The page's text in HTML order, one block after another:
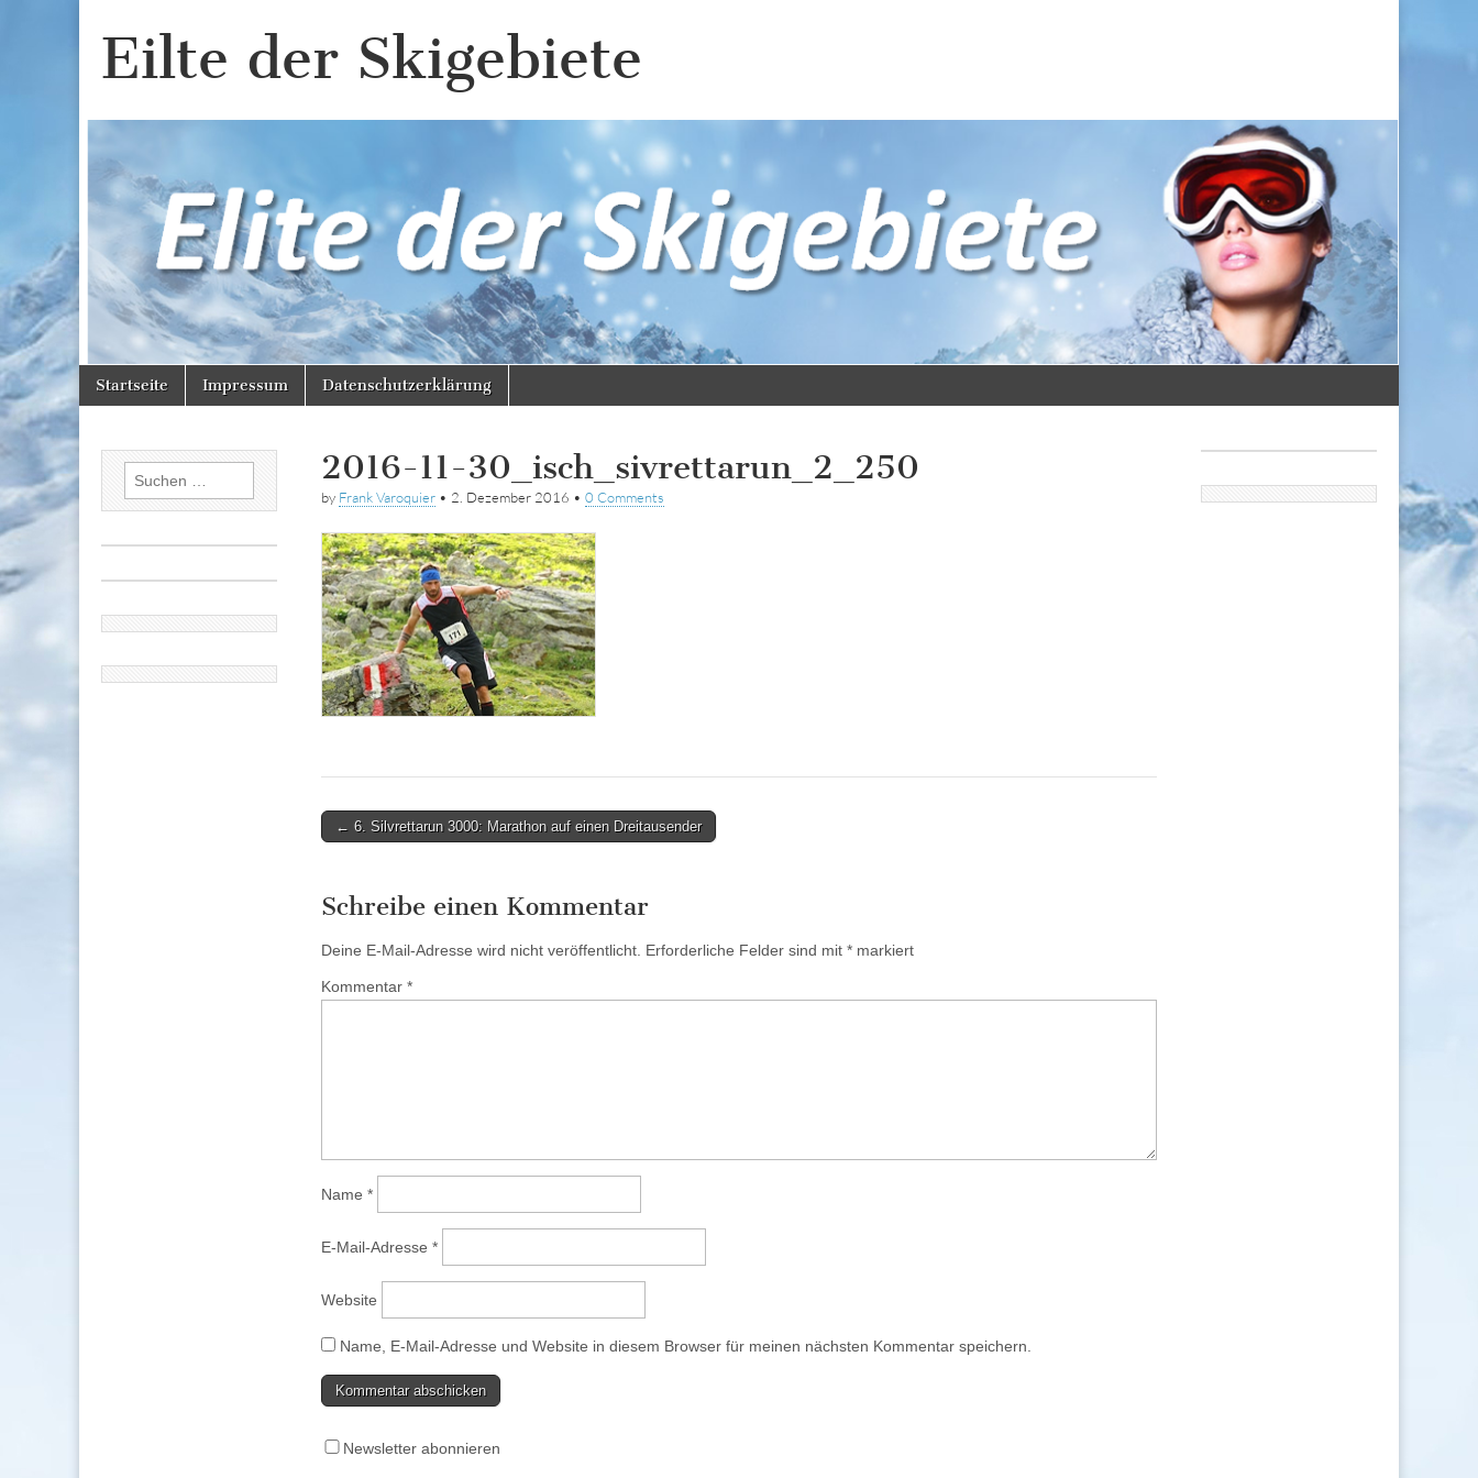
Eilte der Skigebiete
Main
menu
Skip
to
Startseite Impressum Datenschutzerklärung
2016-11-30_isch_sivrettarun_2_250
by Frank Varoquier• 2. Dezember 2016 • 0 Comments
Post← 6. Silvrettarun 3000: Marathon auf einen Dreitausender
Schreibe einen Kommentar
Deine E-Mail-Adresse wird nicht veröffentlicht. Erforderliche Felder sind mit *markiert
Kommentar *
Name *
E-Mail-Adresse *
Website
Name, E-Mail-Adresse und Website in diesem Browser für meinen nächsten Kommentar speichern.
Newsletter abonnieren
Suchen
nach: